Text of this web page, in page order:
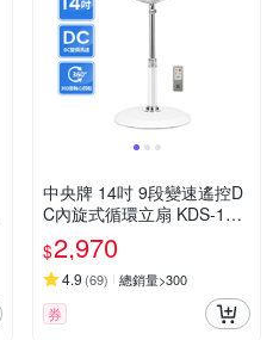
中央牌 14吋 9段變速遙控D
C內旋式循環立扇 KDS-142
SR(絢麗白)
$2,970
4.9 (69) 總銷量>300
券